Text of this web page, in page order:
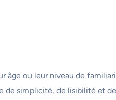
âge ou leur niveau de
simplicité, de lisibilité et de